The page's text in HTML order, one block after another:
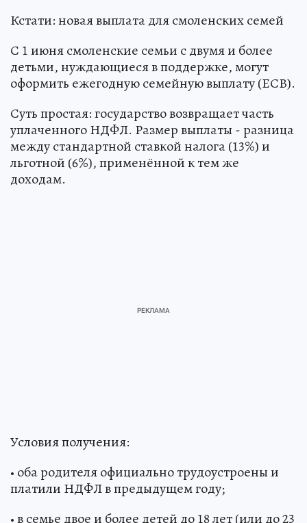
Кстати: новая выплата для смоленских семей
С 1 июня смоленские семьи с двумя и более
детьми, нуждающиеся в поддержке, могут
оформить ежегодную семейную выплату (ЕСВ).
Суть простая: государство возвращает часть
уплаченного НДФЛ. Размер выплаты - разница
между стандартной ставкой налога (13%) и
льготной (6%), применённой к тем же
доходам.
Условия получения:
• оба родителя официально трудоустроены и
платили НДФЛ в предыдущем году;
• в семье двое и более детей до 18 лет (или до 23